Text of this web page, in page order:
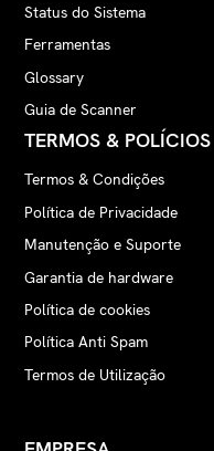
Status do Sistema
Ferramentas
Glossary
Guia de Scanner
TERMOS & POLÍCIOS
Termos & Condições
Política de Privacidade
Manutenção e Suporte
Garantia de hardware
Política de cookies
Política Anti Spam
Termos de Utilização